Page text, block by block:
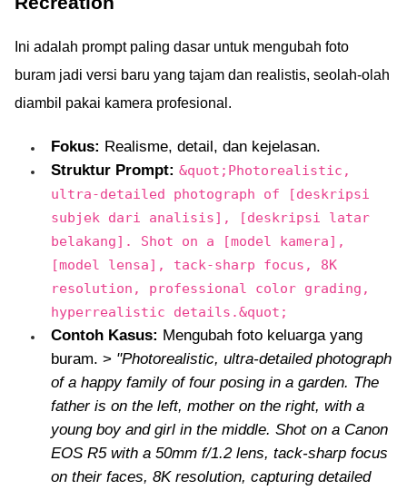
Ini adalah prompt paling dasar untuk mengubah foto
buram jadi versi baru yang tajam dan realistis, seolah-olah
diambil pakai kamera profesional.
Fokus: Realisme, detail, dan kejelasan.
Struktur Prompt: &quot;Photorealistic,
ultra-detailed photograph of [deskripsi
subjek dari analisis], [deskripsi latar
belakang]. Shot on a [model kamera],
[model lensa], tack-sharp focus, 8K
resolution, professional color grading,
hyperrealistic details.&quot;
Contoh Kasus: Mengubah foto keluarga yang
buram. > "Photorealistic, ultra-detailed photograph
of a happy family of four posing in a garden. The
father is on the left, mother on the right, with a
young boy and girl in the middle. Shot on a Canon
EOS R5 with a 50mm f/1.2 lens, tack-sharp focus
on their faces, 8K resolution, capturing detailed